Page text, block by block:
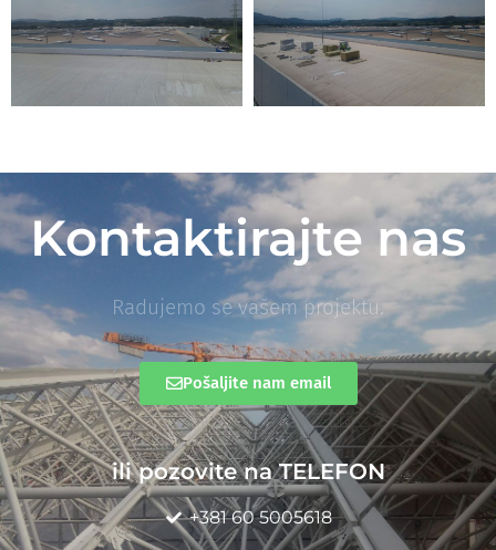
Kontaktirajte nas
Radujemo se vašem projektu.
Pošaljite nam email
ili pozovite na TELEFON
+381 60 5005618